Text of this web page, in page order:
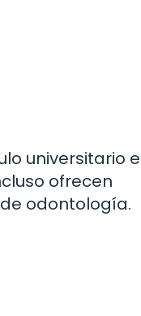
universitario
ofrecen
odontología.